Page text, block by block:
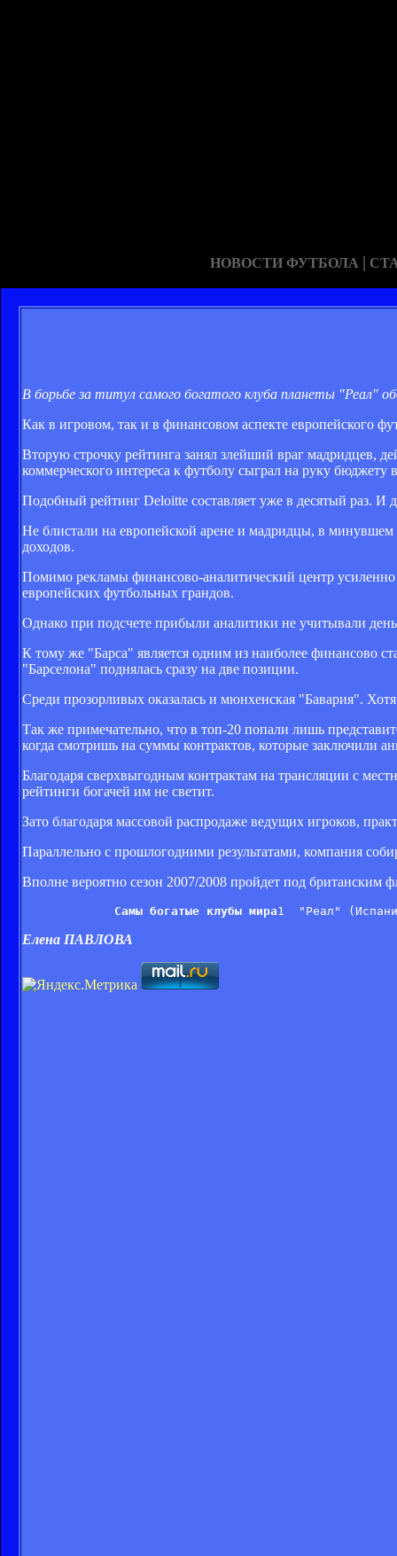
НОВОСТИ ФУТБОЛА |
В борьбе за титул самого богатого клуба планеты "Реал"
Как в игровом, так и в финансовом аспекте европейского
Вторую строчку рейтинга занял злейший враг мадридцев,
коммерческого интереса к футболу сыграл на руку бюджету
Подобный рейтинг Deloitte составляет уже в десятый раз. И
Не блистали на европейской арене и мадридцы, в
доходов.
Помимо рекламы финансово-аналитический центр усиленно
европейских футбольных грандов.
Однако при подсчете прибыли аналитики не учитывали
К тому же "Барса" является одним из наиболее финансово
"Барселона" поднялась сразу на две позиции.
Среди прозорливых оказалась и мюнхенская "Бавария".
Так же примечательно, что в топ-20 попали лишь
когда смотришь на суммы контрактов, которые заключили
Благодаря сверхвыгодным контрактам на трансляции с
рейтинги богачей им не светит.
Зато благодаря массовой распродаже ведущих игроков,
Параллельно с прошлогодними результатами, компания
Вполне вероятно сезон 2007/2008 пройдет под британским
Самы богатые клубы мира
Елена ПАВЛОВА